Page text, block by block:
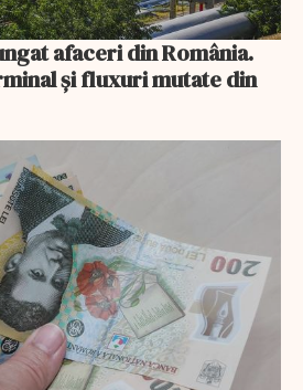
afaceri din România.
și fluxuri mutate din